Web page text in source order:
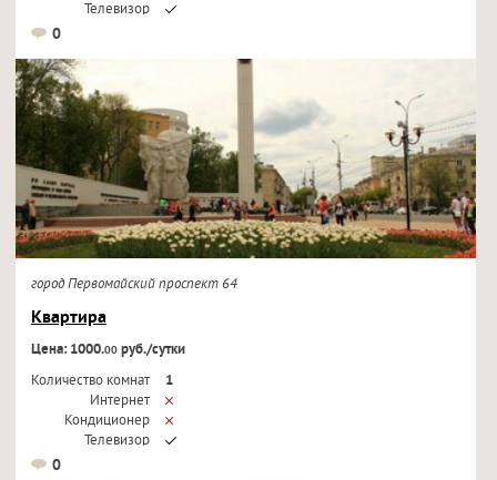
Телевизор
0
город Первомайский проспект 64
Квартира
Цена: 1000.00руб./сутки
Количество комнат
1
Интернет
Кондиционер
Телевизор
0